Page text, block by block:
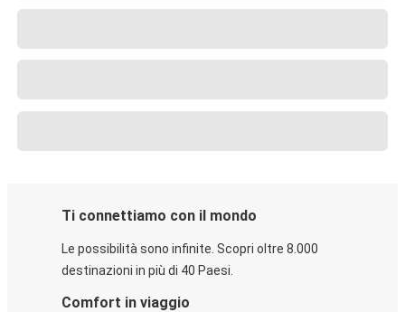
Ti connettiamo con il mondo
Le possibilità sono infinite. Scopri oltre 8.000
destinazioni in più di 40 Paesi.
Comfort in viaggio